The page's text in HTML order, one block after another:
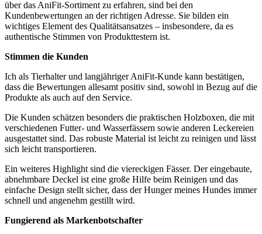
über das AniFit-Sortiment zu erfahren, sind ⁢bei den
Kundenbewertungen an der richtigen Adresse. Sie bilden ein
wichtiges Element des Qualitätsansatzes – insbesondere, ‍da‌ es
authentische⁢ Stimmen von Produkttestern ist.
Stimmen die Kunden
Ich als Tierhalter und langjähriger AniFit-Kunde kann bestätigen,
dass die Bewertungen‍ allesamt‌ positiv sind, sowohl in Bezug auf die
Produkte als auch auf den Service.
Die Kunden schätzen besonders die praktischen Holzboxen, die mit
verschiedenen⁢ Futter- und Wasserfässern sowie ​anderen Leckereien
⁤ausgestattet sind. Das robuste‌ Material ist leicht zu reinigen und lässt
sich ‌leicht ​transportieren.
Ein weiteres Highlight sind die viereckigen Fässer. Der eingebaute,
abnehmbare Deckel ist eine große Hilfe beim Reinigen und das
einfache Design stellt​ sicher, ‍dass der Hunger meines ⁤Hundes immer
schnell und angenehm gestillt wird.
Fungierend als Markenbotschafter